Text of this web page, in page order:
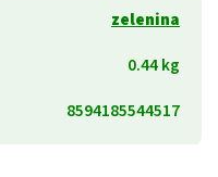
zelenina
0.44 kg
8594185544517